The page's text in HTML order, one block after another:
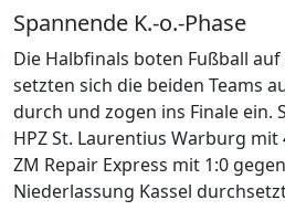
Spannende K.-o.-Phase
Die Halbfinals boten Fußball auf
setzten sich die beiden Teams
durch und zogen ins Finale ein.
HPZ St. Laurentius Warburg
ZM Repair Express mit 1:0
Niederlassung Kassel